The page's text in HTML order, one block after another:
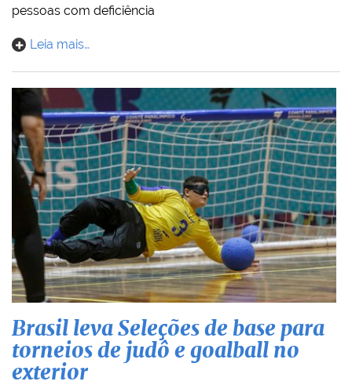
pessoas com deficiência
Leia mais…
Brasil leva Seleções de base para
torneios de judô e goalball no
exterior